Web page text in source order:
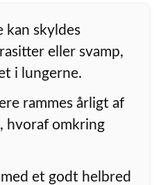
kan skyldes
eller svamp,
i lungerne.
rammes årligt af
hvoraf omkring
et godt helbred